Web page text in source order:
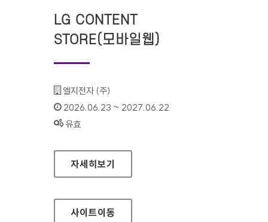
LG CONTENT
STORE(모바일웹)
기관명 :
엘지전자 (주)
인증기간 :
2026.06.23 ~ 2027.06.22
상태 :
유효
LG CONTENT STORE(모바일웹)
자세히보기
사이트이동